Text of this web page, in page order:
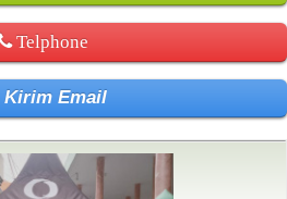
Telphone
Kirim Email